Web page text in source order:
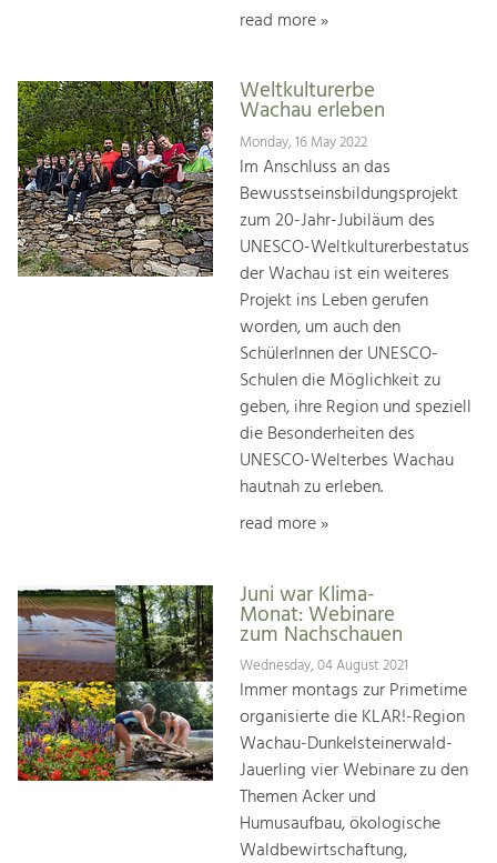
read more »
Weltkulturerbe
Wachau erleben
Monday, 16 May 2022
Im Anschluss an das
Bewusstseinsbildungsprojekt
zum 20-Jahr-Jubiläum des
UNESCO-Weltkulturerbestatus
der Wachau ist ein weiteres
Projekt ins Leben gerufen
worden, um auch den
SchülerInnen der UNESCO-
Schulen die Möglichkeit zu
geben, ihre Region und speziell
die Besonderheiten des
UNESCO-Welterbes Wachau
hautnah zu erleben.
read more »
Juni war Klima-
Monat: Webinare
zum Nachschauen
Wednesday, 04 August 2021
Immer montags zur Primetime
organisierte die KLAR!-Region
Wachau-Dunkelsteinerwald-
Jauerling vier Webinare zu den
Themen Acker und
Humusaufbau, ökologische
Waldbewirtschaftung,